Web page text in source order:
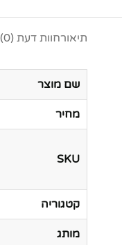
תיאורחוות דעת (0)
שם מוצר
מחיר
SKU
קטגוריה
מותג